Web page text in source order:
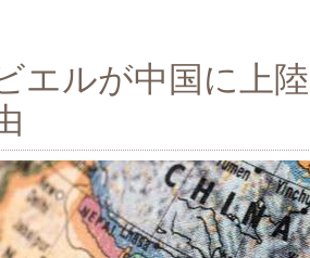
エルが中国に上